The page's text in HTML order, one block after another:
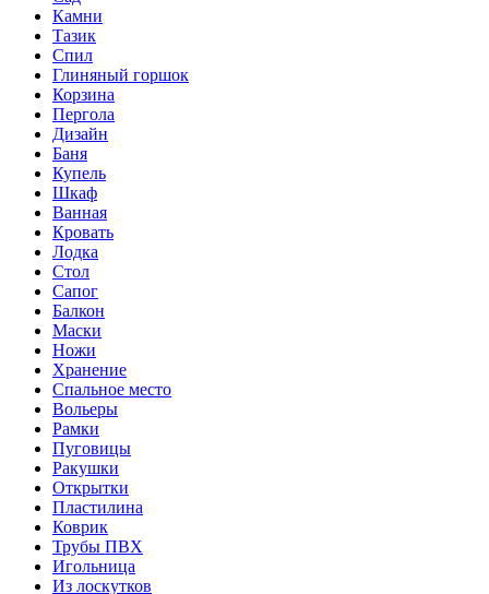
Камни
Тазик
Спил
Глиняный горшок
Корзина
Пергола
Дизайн
Баня
Купель
Шкаф
Ванная
Кровать
Лодка
Стол
Сапог
Балкон
Маски
Ножи
Хранение
Спальное место
Вольеры
Рамки
Пуговицы
Ракушки
Открытки
Пластилина
Коврик
Трубы ПВХ
Игольница
Из лоскутков